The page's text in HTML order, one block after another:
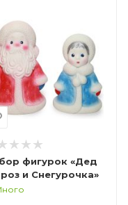
фигурок «Дед
и Снегурочка»